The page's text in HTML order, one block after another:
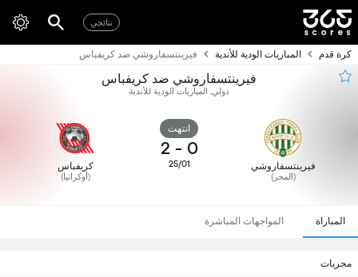
نتائجي
كرة قدم المباريات الودية للأندية فيرينتسفاروشي ضد كريفباس
فيرينتسفاروشي ضد كريفباس
دولي, المباريات الودية للأندية
فيرينتسفاروشي
(المجر)
انتهت
0
-
2
25/01 كريفباس
(أوكرانيا)
المباراة المواجهات المباشرة
مجريات